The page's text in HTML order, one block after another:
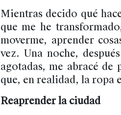
Mientras decido qué
que me he
moverme, aprender
vez. Una noche,
agotadas, me abracé de
que, en realidad, la ropa
Reaprender la ciudad